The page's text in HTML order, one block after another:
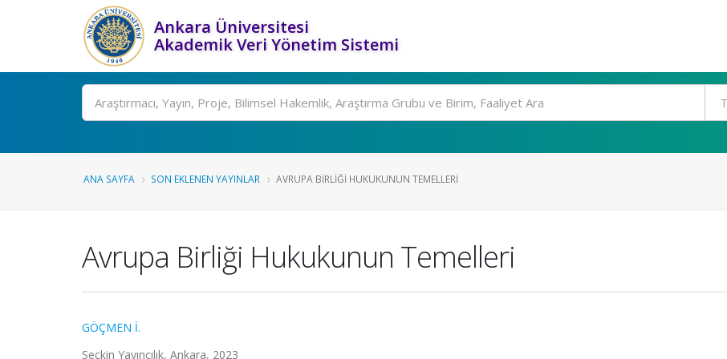
Ankara Üniversitesi
Akademik Veri Yönetim Sistemi
Ara
ANA SAYFA SON EKLENEN YAYINLAR AVRUPA BIRLIĞI HUKUKUNUN TEMELLERI
Avrupa Birliği Hukukunun Temelleri
GÖÇMEN İ.
Seçkin Yayıncılık, Ankara, 2023